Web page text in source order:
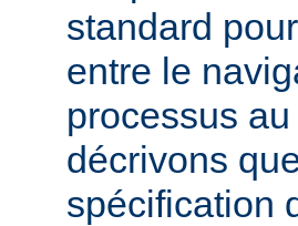
standard
entre le
processus
décrivons
spécification